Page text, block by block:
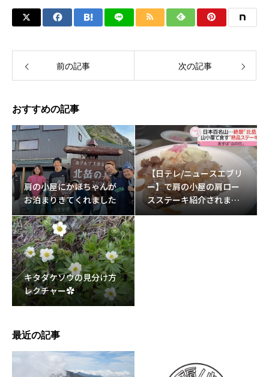
前の記事 次の記事
おすすめの記事
肩の小屋にかほちゃんが
お泊まりきてくれました
【日テレ/ニュースエブリ
ー】で肩の小屋の肩ロー
スステーキ紹介されまし
た。
キタダケソウの見分け方
レクチャー✿
最近の記事